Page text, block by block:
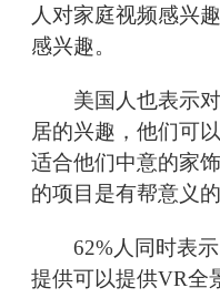
人对家庭视频感兴
感兴趣。
美国人也表示对
居的兴趣，他们可
适合他们中意的家
的项目是有帮意义的
62%人同时表示
提供可以提供VR全